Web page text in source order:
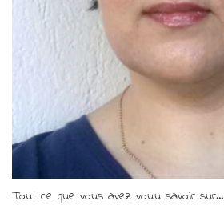
Tout ce que vous avez voulu savoir sur...